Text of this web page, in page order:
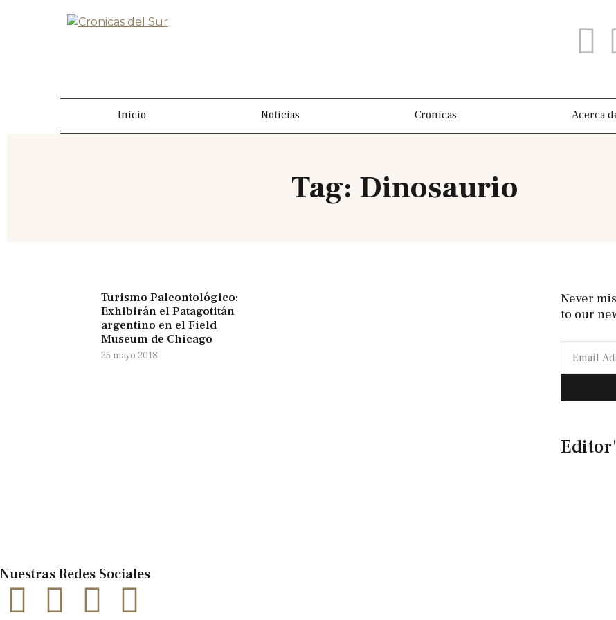
Inicio Noticias Cronicas Acerca
Tag: Dinosaurio
Turismo Paleontológico:
Exhibirán el Patagotitán
argentino en el Field
Museum de Chicago
25 mayo 2018
Never
to our
Nuestras Redes Sociales